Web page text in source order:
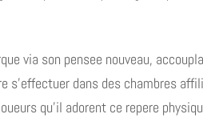
via son pensee nouveau,
s’effectuer dans des chambres
qu’il adorent ce repere